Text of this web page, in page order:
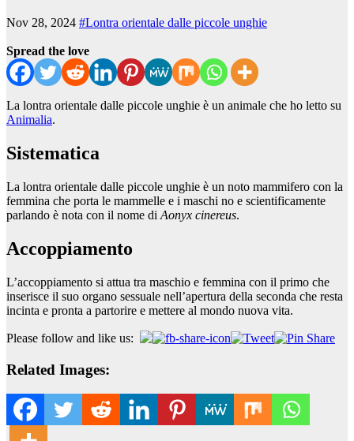
Nov 28, 2024 #Lontra orientale dalle piccole unghie
Spread the love
La lontra orientale dalle piccole unghie è un animale che ho letto su
Animalia.
Sistematica
La lontra orientale dalle piccole unghie è un noto mammifero con la
femmina che porta le mammelle e i maschi no e scientificamente
parlando è nota con il nome di Aonyx cinereus.
Accoppiamento
L’accoppiamento si attua tra maschio e femmina con il primo che
inserisce il suo organo sessuale nell’apertura della seconda che resta
incinta e pronta a partorire e mettere al mondo nuova vita.
Please follow and like us:
Related Images: